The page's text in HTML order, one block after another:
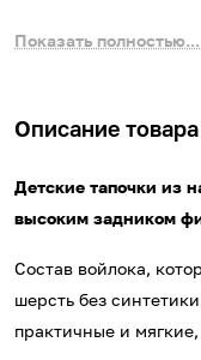
Показать
Описание товара
Детские тапочки из
высоким задником
Состав войлока,
шерсть без
практичные и